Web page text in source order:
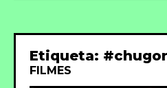
Etiqueta:
FILMES